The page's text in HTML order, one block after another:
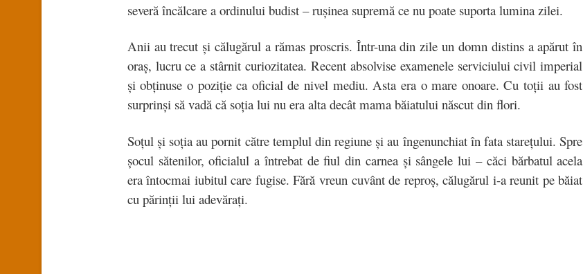
severă încălcare a ordinului budist – ruşinea supremă ce nu poate suporta lumina zilei.
Anii au trecut şi călugărul a rămas proscris. Într-una din zile un domn distins a apărut în
oraş, lucru ce a stârnit curiozitatea. Recent absolvise examenele serviciului civil imperial
şi obţinuse o poziţie ca oficial de nivel mediu. Asta era o mare onoare. Cu toţii au fost
surprinşi să vadă că soţia lui nu era alta decât mama băiatului născut din flori.
Soţul şi soţia au pornit către templul din regiune şi au îngenunchiat în fata stareţului. Spre
şocul sătenilor, oficialul a întrebat de fiul din carnea şi sângele lui – căci bărbatul acela
era întocmai iubitul care fugise. Fără vreun cuvânt de reproş, călugărul i-a reunit pe băiat
cu părinţii lui adevăraţi.